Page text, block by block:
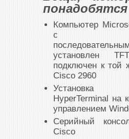
понадобятся
Компьютер
с 9-
установлен
подключен к той
Cisco 2960
Установка
HyperTerminal на
управлением
Серийный
Cisco